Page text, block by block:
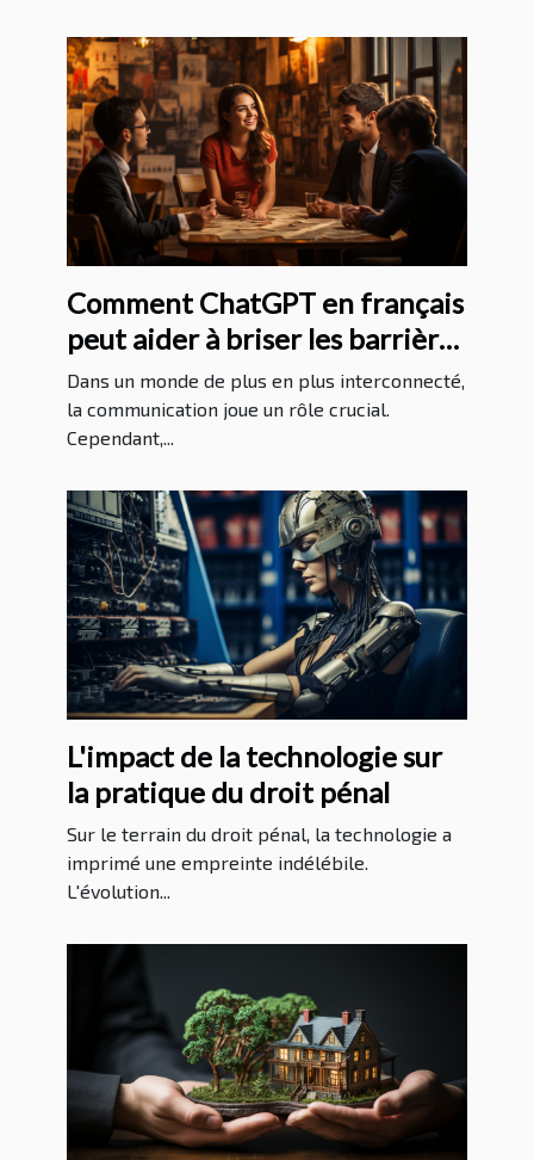
Comment ChatGPT en français
peut aider à briser les barrières
linguistiques
Dans un monde de plus en plus interconnecté,
la communication joue un rôle crucial.
Cependant,...
L'impact de la technologie sur
la pratique du droit pénal
Sur le terrain du droit pénal, la technologie a
imprimé une empreinte indélébile.
L'évolution...